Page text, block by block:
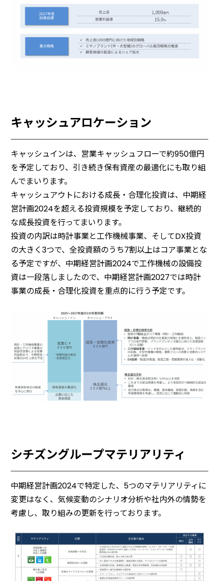
キャッシュアロケーション
キャッシュインは、営業キャッシュフローで約950億円
を予定しており、引き続き保有資産の最適化にも取り組
んでまいります。
キャッシュアウトにおける成長・合理化投資は、中期経
営計画2024を超える投資規模を予定しており、継続的
な成長投資を行ってまいります。
投資の内訳は時計事業と工作機械事業、そしてDX投資
の大きく3つで、全投資額のうち7割以上はコア事業とな
る予定ですが、中期経営計画2024で工作機械の設備投
資は一段落しましたので、中期経営計画2027では時計
事業の成長・合理化投資を重点的に行う予定です。
シチズングループマテリアリティ
中期経営計画2024で特定した、5つのマテリアリティに
変更はなく、気候変動のシナリオ分析や社内外の情勢を
考慮し、取り組みの更新を行っております。